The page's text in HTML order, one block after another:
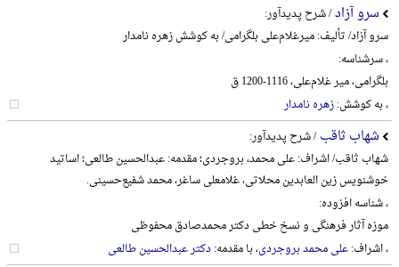
سرو آزاد/ شرح پدیدآور:
سرو آزاد/ تألیف: میرغلام‌علی بلگرامی/ به کوشش زهره نامدار
، سرشناسه:
بلگرامی، میر غلام‌علی، 1116-1200 ق
، به کوشش:زهره نامدار
شهاب ثاقب/ شرح پدیدآور:
شهاب ثاقب/ اشراف: علی محمد، بروجردی؛ مقدمه: عبدالحسین طالعی؛ اساتید
خوشنویس زین العابدین محلاتی، غلامعلی ساغر، محمد شفیع‌حسینی.
، شناسه افزوده:
موزه آثار فرهنگی و نسخ خطی دکتر محمدصادق محفوظی
، اشراف:علی محمد بروجردی، با مقدمه:دکتر عبدالحسین طالعی